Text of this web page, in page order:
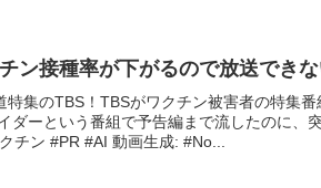
ン接種率が下がるので放送でき
特集のTBS！TBSがワクチン被害者の特集
ダーという番組で予告編まで流したのに、
チン #PR #AI 動画生成: #No...